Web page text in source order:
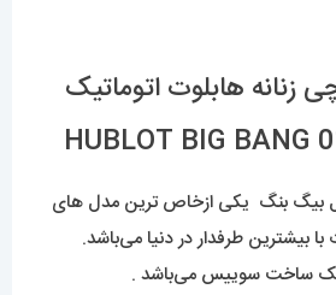
هابلوت اتوماتیک
بیگ بنگ یکی ازخاص ترین مدل های
بیشترین طرفدار در دنیا می‌باشد.
ساخت سوییس می‌باشد .